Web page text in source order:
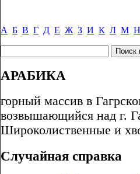
А Б В Г Д Е Ж З И К Л М Н
АРАБИКА
горный массив в
возвышающийся над г.
Широколиственные и
Случайная справка